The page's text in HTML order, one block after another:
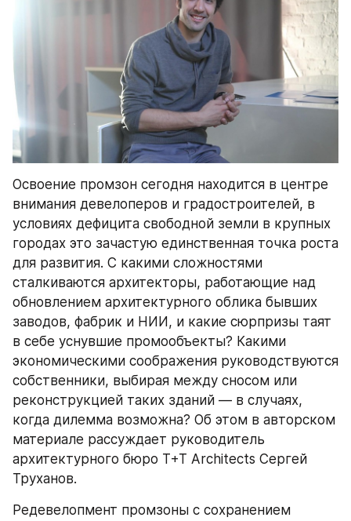
Освоение промзон сегодня находится в центре
внимания девелоперов и градостроителей, в
условиях дефицита свободной земли в крупных
городах это зачастую единственная точка роста
для развития. С какими сложностями
сталкиваются архитекторы, работающие над
обновлением архитектурного облика бывших
заводов, фабрик и НИИ, и какие сюрпризы таят
в себе уснувшие промообъекты? Какими
экономическими соображения руководствуются
собственники, выбирая между сносом или
реконструкцией таких зданий — в случаях,
когда дилемма возможна? Об этом в авторском
материале рассуждает руководитель
архитектурного бюро T+T Architects Сергей
Труханов.
Редевелопмент промзоны с сохранением